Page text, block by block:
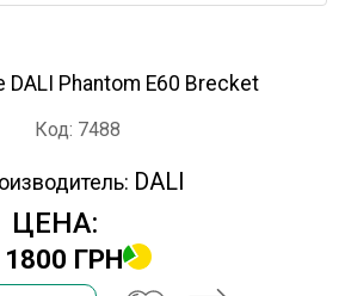
DALI Phantom E60 Brecket
Код: 7488
DALI
ЦЕНА:
1800 ГРН